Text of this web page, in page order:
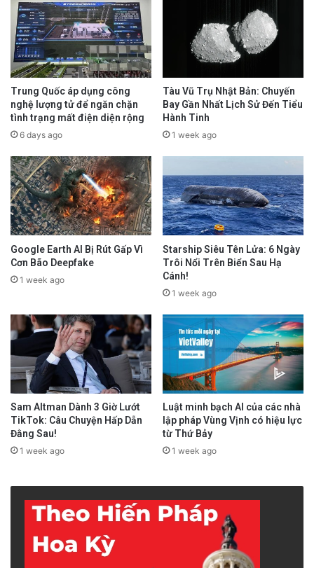
Trung Quốc áp dụng công
nghệ lượng tử để ngăn chặn
tình trạng mất điện diện rộng
6 days ago
Tàu Vũ Trụ Nhật Bản: Chuyến
Bay Gần Nhất Lịch Sử Đến Tiểu
Hành Tinh
1 week ago
Google Earth AI Bị Rút Gấp Vì
Cơn Bão Deepfake
1 week ago
Starship Siêu Tên Lửa: 6 Ngày
Trôi Nổi Trên Biển Sau Hạ
Cánh!
1 week ago
Sam Altman Dành 3 Giờ Lướt
TikTok: Câu Chuyện Hấp Dẫn
Đằng Sau!
1 week ago
Luật minh bạch AI của các nhà
lập pháp Vùng Vịnh có hiệu lực
từ Thứ Bảy
1 week ago